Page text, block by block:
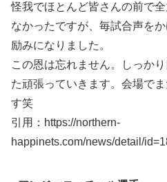
怪我でほとんど皆さんの前で
なかったですが、毎試合声を
励みになりました。
この恩は忘れません。しっか
た頑張っていきます。会場で
す笑
引用：https://northern-
happinets.com/news/detail/